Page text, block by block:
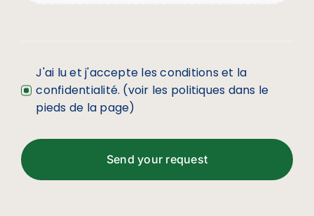
J'ai lu et j'accepte les conditions et la
confidentialité. (voir les politiques dans le
pieds de la page)
Send your request